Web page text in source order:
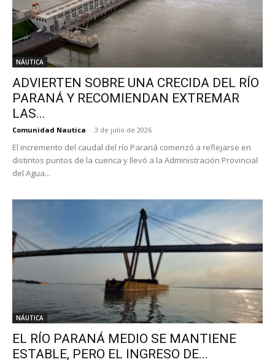
NÁUTICA
ADVIERTEN SOBRE UNA CRECIDA DEL RÍO
PARANÁ Y RECOMIENDAN EXTREMAR
LAS...
Comunidad Nautica - 3 de julio de 2026
El incremento del caudal del río Paraná comenzó a reflejarse en
distintos puntos de la cuenca y llevó a la Administración Provincial
del Agua...
NÁUTICA
EL RÍO PARANÁ MEDIO SE MANTIENE
ESTABLE, PERO EL INGRESO DE...